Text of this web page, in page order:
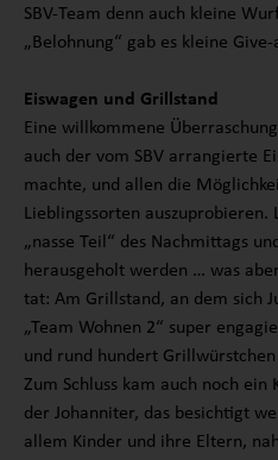
SBV-Team denn auch kleine
„Belohnung“ gab es kleine Give-
Eiswagen und Grillstand
Eine willkommene
auch der vom SBV arrangierte
machte, und allen die
Lieblingssorten auszuprobieren.
„nasse Teil“ des Nachmittags
herausgeholt werden … was
tat: Am Grillstand, an dem sich
„Team Wohnen 2“ super
und rund hundert
Zum Schluss kam auch noch ein
der Johanniter, das besichtigt
allem Kinder und ihre Eltern,